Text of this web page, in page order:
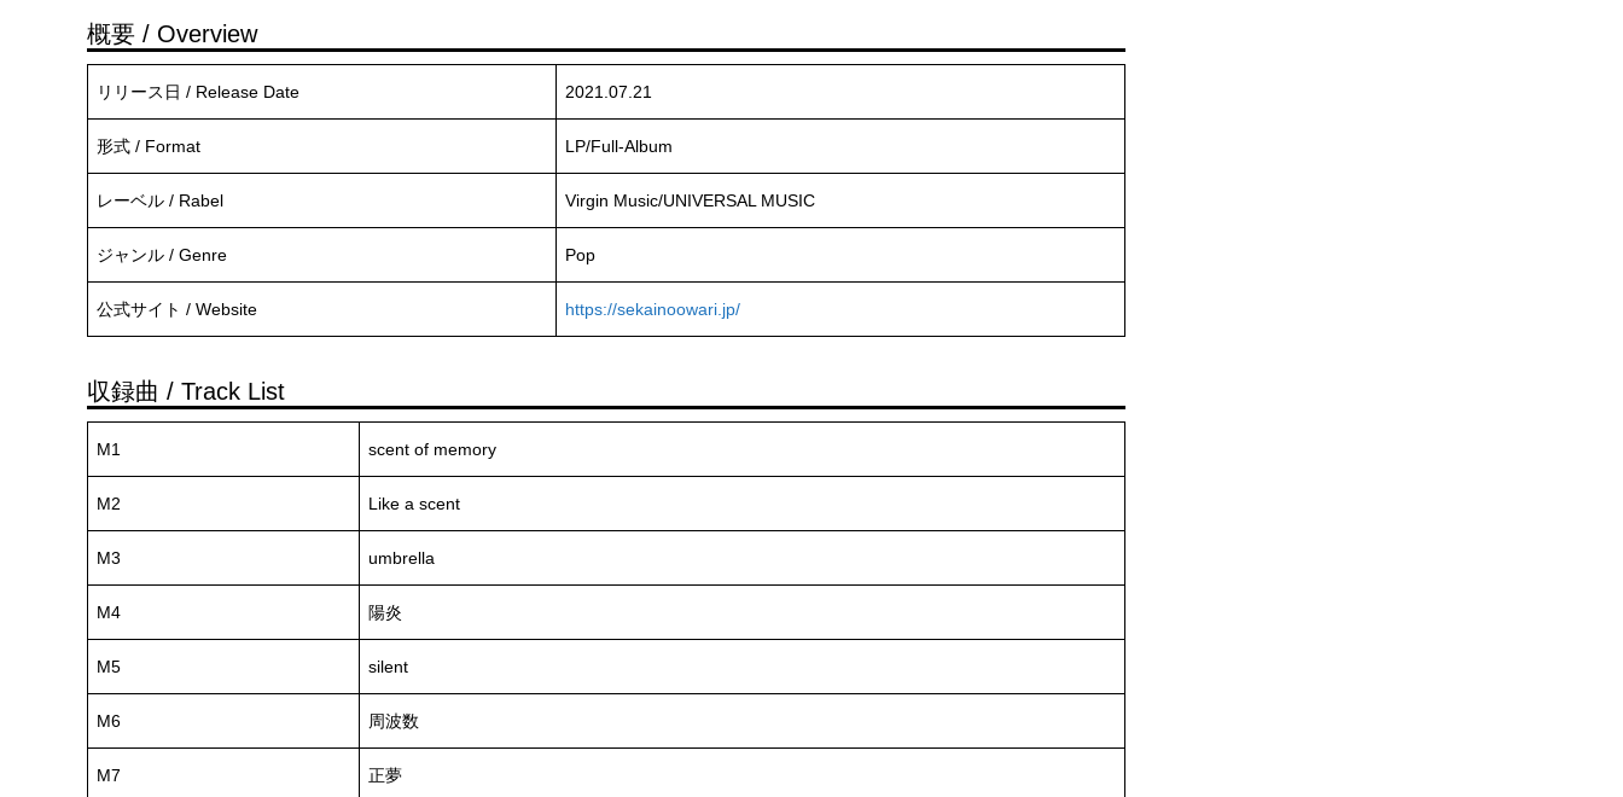
概要 / Overview
リリース日 / Release Date 2021.07.21
形式 / Format LP/Full-Album
レーベル / Rabel Virgin Music/UNIVERSAL MUSIC
ジャンル / Genre Pop
公式サイト / Website https://sekainoowari.jp/
収録曲 / Track List
M1 scent of memory
M2 Like a scent
M3 umbrella
M4 陽炎
M5 silent
M6 周波数
M7 正夢